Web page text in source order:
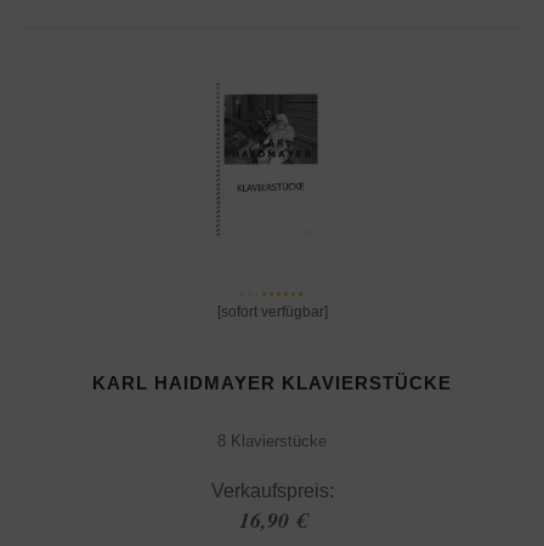
[sofort verfügbar]
KARL HAIDMAYER KLAVIERSTÜCKE
8 Klavierstücke
Verkaufspreis:
16,90 €